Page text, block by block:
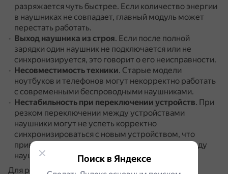
разряжается чуть быстрее. Если количество энергии
в наушниках не совпадает, главный модуль может
перестать работать.
Выход наушника из строя. Если после полной
зарядки один наушник не подключается или не
синхронизируется, это говорит о его неисправности.
Несовместимость техники. Старые модели
ноутбуков и телефонов могут некорректно работать
с современными беспроводными наушниками.
Нестабильность при переключении устройств. При
резком переключении между устройствами
наушники могут не успеть корректно
синхронизироваться с новым устройством, что
приводит к кратковременной потере связи между
наушниками.
Для решения проблемы рекомендуется сбросить
Поиск в Яндексе